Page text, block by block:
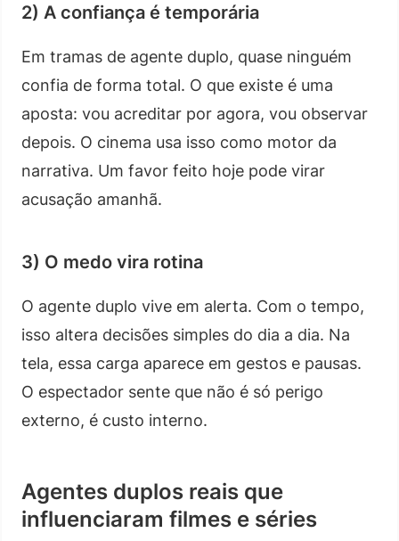
2) A confiança é temporária
Em tramas de agente duplo, quase ninguém
confia de forma total. O que existe é uma
aposta: vou acreditar por agora, vou observar
depois. O cinema usa isso como motor da
narrativa. Um favor feito hoje pode virar
acusação amanhã.
3) O medo vira rotina
O agente duplo vive em alerta. Com o tempo,
isso altera decisões simples do dia a dia. Na
tela, essa carga aparece em gestos e pausas.
O espectador sente que não é só perigo
externo, é custo interno.
Agentes duplos reais que
influenciaram filmes e séries